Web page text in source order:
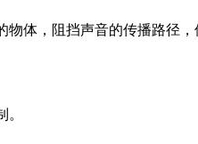
体，阻挡声音的传播路径